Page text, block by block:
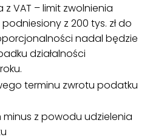
z VAT – limit zwolnienia
z 200 tys. zł do
nadal będzie
działalności
terminu zwrotu podatku
minus z powodu udzielenia